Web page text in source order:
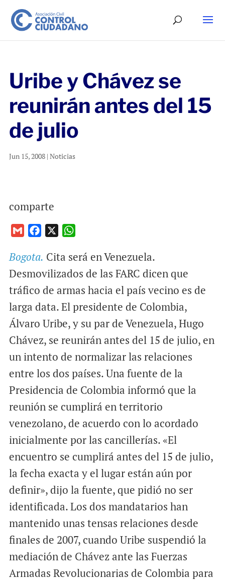
Uribe y Chávez se
reunirán antes del 15
de julio
Jun 15, 2008| Noticias
comparte
a
i
c
e
o
o
k
a
t
A
p
p
Bogota. Cita será en Venezuela.
Desmovilizados de las FARC dicen que
tráfico de armas hacia el país vecino es de
larga data. El presidente de Colombia,
Álvaro Uribe, y su par de Venezuela, Hugo
Chávez, se reunirán antes del 15 de julio, en
un intento de normalizar las relaciones
entre los dos países. Una fuente de la
Presidencia de Colombia informó que la
reunión se cumplirá en territorio
venezolano, de acuerdo con lo acordado
inicialmente por las cancillerías. «El
encuentro se cumplirá antes del 15 de julio,
la fecha exacta y el lugar están aún por
definir», dijo la fuente, que pidió no ser
identificada. Los dos mandatarios han
mantenido unas tensas relaciones desde
finales de 2007, cuando Uribe suspendió la
mediación de Chávez ante las Fuerzas
Armadas Revolucionarias de Colombia para